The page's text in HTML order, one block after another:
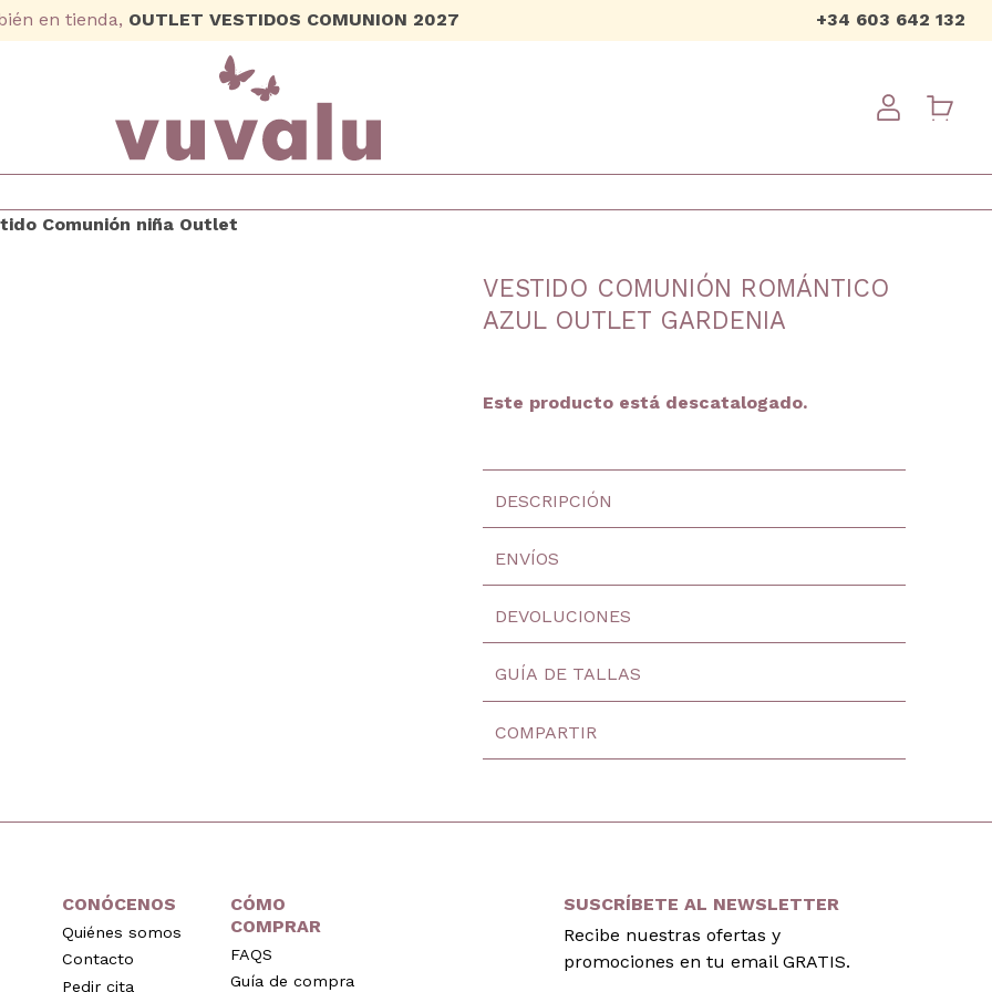
en tienda, OUTLET VESTIDOS COMUNION 2027 +34 603 642 132
USER
VESTIDO COMUNIÓN ROMÁNTICO
AZUL OUTLET GARDENIA
Este producto está descatalogado.
DESCRIPCIÓN
ENVÍOS
DEVOLUCIONES
GUÍA DE TALLAS
COMPARTIR
CONÓCENOS
Quiénes somos
Contacto
Pedir cita
CÓMO
COMPRAR
FAQS
Guía de compra
SUSCRÍBETE AL NEWSLETTER
Recibe nuestras ofertas y
promociones en tu email GRATIS.